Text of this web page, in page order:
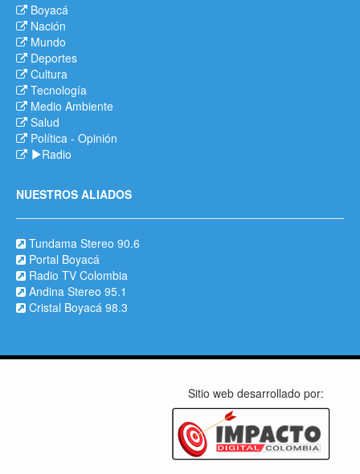
Boyacá
Nación
Mundo
Deportes
Cultura
Tecnología
Medio Ambiente
Salud
Política - Opinión
Radio
NUESTROS ALIADOS
Tundama Stereo 90.6
Portal Boyacá
Radio TV Colombia
Andina Stereo 95.1
Cristal Boyacá 98.3
Sitio web desarrollado por: